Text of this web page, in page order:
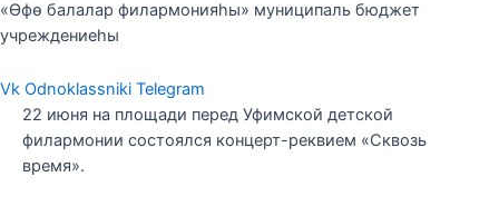
«Өфө балалар филармонияһы» муниципаль бюджет
учреждениеһы
Vk Odnoklassniki Telegram
22 июня на площади перед Уфимской детской
филармонии состоялся концерт-реквием «Сквозь
время».